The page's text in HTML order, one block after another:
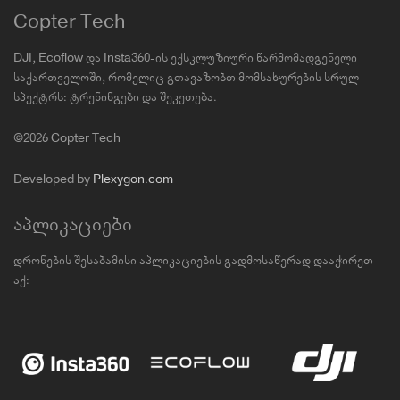
Copter Tech
DJI, Ecoflow და Insta360-ის ექსკლუზიური წარმომადგენელი
საქართველოში, რომელიც გთავაზობთ მომსახურების სრულ
სპექტრს: ტრენინგები და შეკეთება.
©2026 Copter Tech
Developed by Plexygon.com
აპლიკაციები
დრონების შესაბამისი აპლიკაციების გადმოსაწერად დააჭირეთ
აქ: